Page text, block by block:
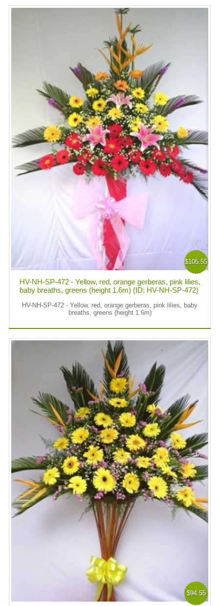
$105.55
HV-NH-SP-472 - Yellow, red, orange gerberas, pink lilies,
baby breaths, greens (height 1.6m) (ID: HV-NH-SP-472)
HV-NH-SP-472 - Yellow, red, orange gerberas, pink lilies, baby
breaths, greens (height 1.6m)
$94.55